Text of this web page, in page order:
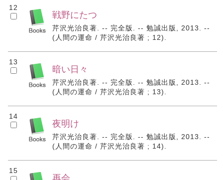
12
戦野にたつ
芹沢光治良著. -- 完全版. -- 勉誠出版, 2013. --
(人間の運命 / 芹沢光治良著 ; 12).
13
暗い日々
芹沢光治良著. -- 完全版. -- 勉誠出版, 2013. --
(人間の運命 / 芹沢光治良著 ; 13).
14
夜明け
芹沢光治良著. -- 完全版. -- 勉誠出版, 2013. --
(人間の運命 / 芹沢光治良著 ; 14).
15
再会